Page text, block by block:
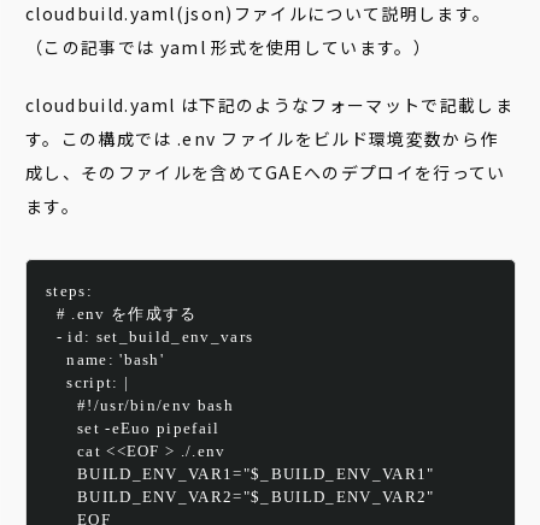
cloudbuild.yaml(json)ファイルについて説明します。
（この記事では yaml 形式を使用しています。）
cloudbuild.yaml は下記のようなフォーマットで記載しま
す。この構成では .env ファイルをビルド環境変数から作
成し、そのファイルを含めてGAEへのデプロイを行ってい
ます。
steps:
  # .env を作成する
- id: set_build_env_vars
name: 'bash'
script: |
#!/usr/bin/env bash
set -eEuo pipefail
      cat <<EOF > ./.env
      BUILD_ENV_VAR1="$_BUILD_ENV_VAR1"
BUILD_ENV_VAR2="$_BUILD_ENV_VAR2"
EOF